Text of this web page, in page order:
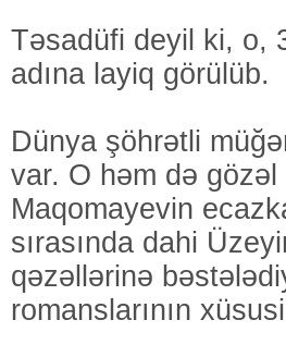
Təsadüfi deyil ki, o,
adına layiq görülüb.
Dünya şöhrətli
var. O həm də gözəl
Maqomayevin
sırasında dahi
qəzəllərinə
romanslarının